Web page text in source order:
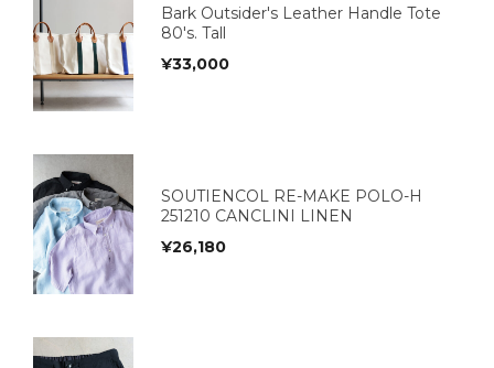
Bark Outsider's Leather Handle Tote
80's. Tall
¥33,000
SOUTIENCOL RE-MAKE POLO-H
251210 CANCLINI LINEN
¥26,180